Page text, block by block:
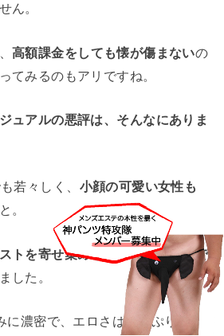
ん。
高額課金をしても懐が傷まないの
てみるのもアリですね。
ュアルの悪評は、そんなにありま
若々しく、 小顔の可愛い女性も
。
トを寄せ集めしたメンズエステで
した。
濃密で、エロさはたっぷり。